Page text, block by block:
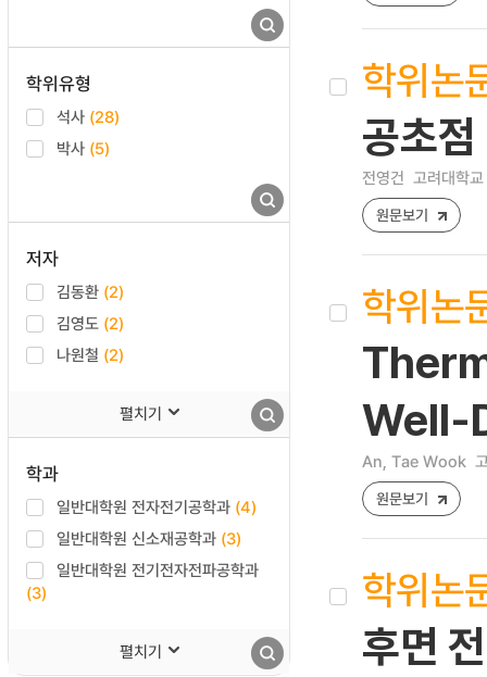
학위유형
석사 (28)
박사 (5)
저자
김동환 (2)
김영도 (2)
나원철 (2)
펼치기
학과
일반대학원 전자전기공학과 (4)
일반대학원 신소재공학과 (3)
일반대학원 전기전자전파공학과
(3)
펼치기
학위논
공초
전영건 고려대학
원문보기
학위논
Well-
An, Tae Wook
원문보기
학위논
후면